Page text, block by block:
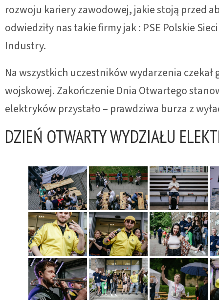
rozwoju kariery zawodowej, jakie stoją przed
odwiedziły nas takie firmy jak : PSE Polskie
Industry.
Na wszystkich uczestników wydarzenia
wojskowej. Zakończenie Dnia Otwartego
elektryków przystało – prawdziwa burza z
DZIEŃ OTWARTY WYDZIAŁU